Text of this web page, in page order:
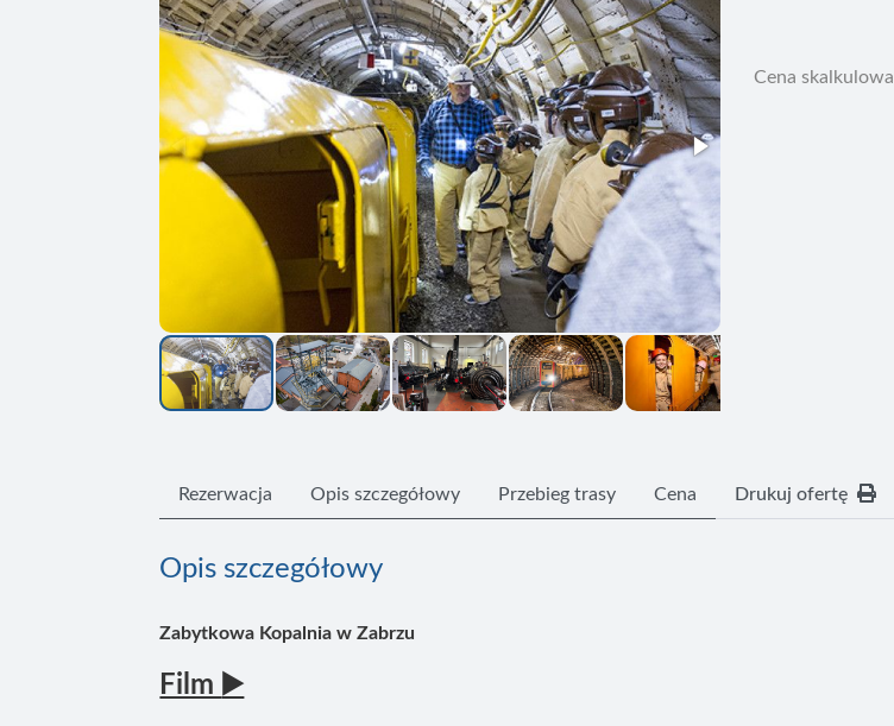
Cena
Rezerwacja Opis szczegółowy Przebieg trasy Cena Drukuj ofertę
Opis szczegółowy
Zabytkowa Kopalnia w Zabrzu
Film ▶️